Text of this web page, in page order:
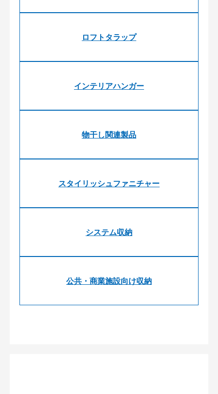
ロフトタラップ
インテリアハンガー
物干し関連製品
スタイリッシュファニチャー
システム収納
公共・商業施設向け収納